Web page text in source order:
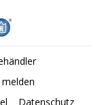
Datenschutz